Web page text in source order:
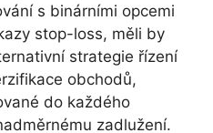
s binárními opcemi
stop-loss, měli by
strategie řízení
obchodů,
do každého
zadlužení.